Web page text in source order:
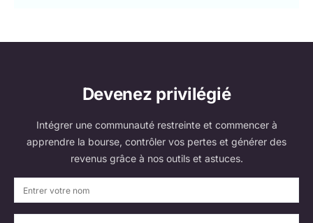
Devenez privilégié
Intégrer une communauté restreinte et commencer à
apprendre la bourse, contrôler vos pertes et générer des
revenus grâce à nos outils et astuces.